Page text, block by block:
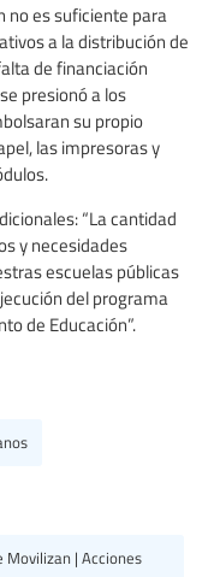
no es suficiente para
a la distribución de
de financiación
presionó a los
su propio
las impresoras y
“La cantidad
y necesidades
escuelas públicas
del programa
de Educación”.
Movilizan | Acciones